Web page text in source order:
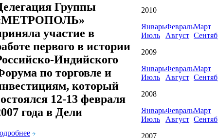
Группы
участие в
первого в истории
Индийского
по торговле и
который
12-13 февраля
года в Дели
2010
ЯнварьФевральМарт
Июль
Август
2009
ЯнварьФевральМарт
Июль
Август
2008
ЯнварьФевральМарт
Июль
Август
2007